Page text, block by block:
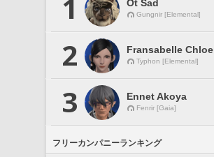
1 Ot Sad
Gungnir [Elemental]
2 Fransabelle Chloe
Typhon [Elemental]
3 Ennet Akoya
Fenrir [Gaia]
フリーカンパニーランキング